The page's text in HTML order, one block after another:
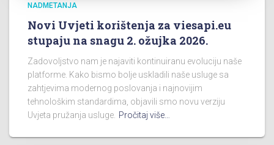
NADMETANJA
Novi Uvjeti korištenja za viesapi.eu
stupaju na snagu 2. ožujka 2026.
Zadovoljstvo nam je najaviti kontinuiranu evoluciju naše
platforme. Kako bismo bolje uskladili naše usluge sa
zahtjevima modernog poslovanja i najnovijim
tehnološkim standardima, objavili smo novu verziju
Uvjeta pružanja usluge. Pročitaj više…